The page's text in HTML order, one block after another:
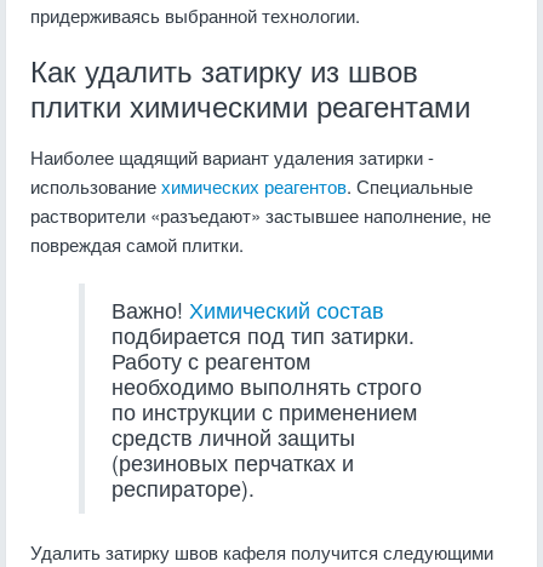
придерживаясь выбранной технологии.
Как удалить затирку из швов
плитки химическими реагентами
Наиболее щадящий вариант удаления затирки -
использованиехимических реагентов. Специальные
растворители «разъедают» застывшее наполнение, не
повреждая самой плитки.
Важно! Химический состав
подбирается под тип затирки.
Работу с реагентом
необходимо выполнять строго
по инструкции с применением
средств личной защиты
(резиновых перчатках и
респираторе).
Удалить затирку швов кафеля получится следующими